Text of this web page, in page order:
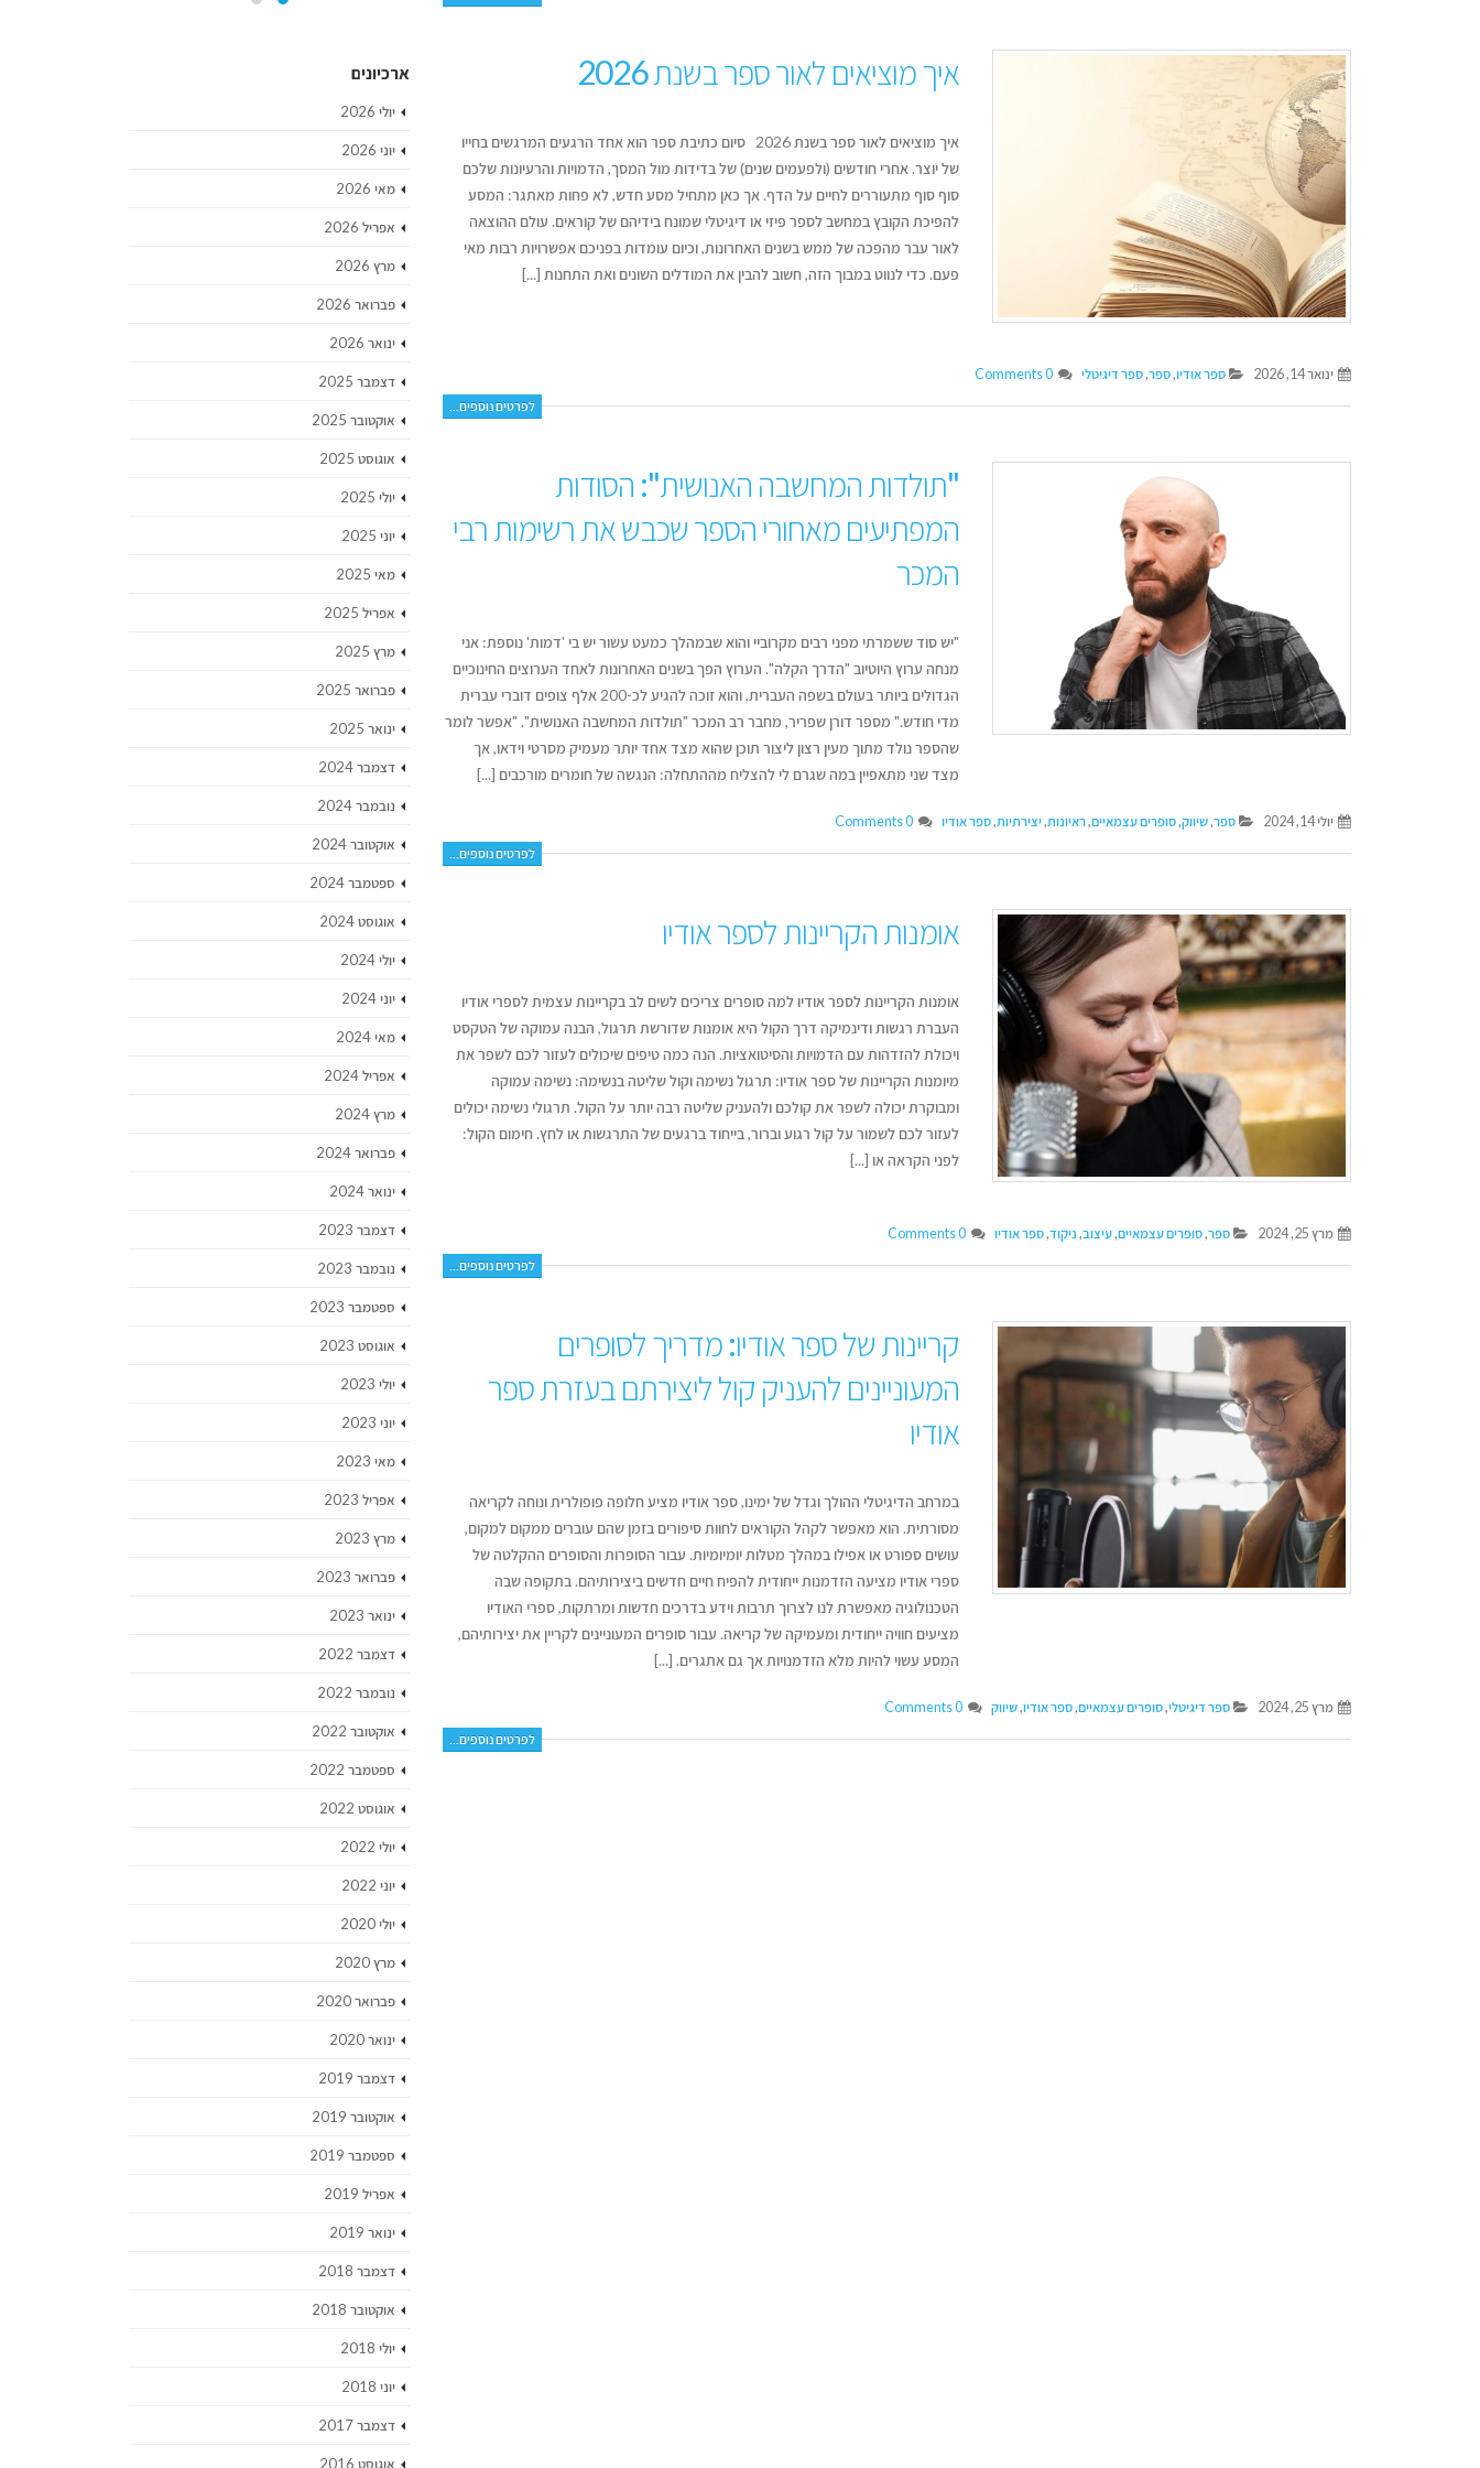
איך מוציאים לאור ספר בשנת 2026
איך מוציאים לאור ספר בשנת 2026 סיום כתיבת ספר הוא אחד הרגעים המרגשים בחייו
של יוצר. אחרי חודשים (ולפעמים שנים) של בדידות מול המסך, הדמויות והרעיונות שלכם
סוף סוף מתעוררים לחיים על הדף. אך כאן מתחיל מסע חדש, לא פחות מאתגר: המסע
להפיכת הקובץ במחשב לספר פיזי או דיגיטלי שמונח בידיהם של קוראים. עולם ההוצאה
לאור עבר מהפכה של ממש בשנים האחרונות, וכיום עומדות בפניכם אפשרויות רבות מאי
פעם. כדי לנווט במבוך הזה, חשוב להבין את המודלים השונים ואת התחנות [...]
ינואר 14, 2026 ספר אודיו,ספר,ספר דיגיטלי
0 Comments
לפרטים נוספים...
"תולדות המחשבה האנושית": הסודות
המפתיעים מאחורי הספר שכבש את רשימות רבי
המכר
"יש סוד ששמרתי מפני רבים מקרוביי והוא שבמהלך כמעט עשור יש בי 'דמות' נוספת: אני
מנחה ערוץ היוטיוב "הדרך הקלה". הערוץ הפך בשנים האחרונות לאחד הערוצים החינוכיים
הגדולים ביותר בעולם בשפה העברית, והוא זוכה להגיע לכ-200 אלף צופים דוברי עברית
מדי חודש." מספר דורן שפריר, מחבר רב המכר "תולדות המחשבה האנושית". "אפשר לומר
שהספר נולד מתוך מעין רצון ליצור תוכן שהוא מצד אחד יותר מעמיק מסרטי וידאו, אך
מצד שני מתאפיין במה שגרם לי להצליח מההתחלה: הנגשה של חומרים מורכבים [...]
יולי 14, 2024 ספר,שיווק,סופרים עצמאיים,ראיונות,יצירתיות,ספר אודיו
0 Comments
לפרטים נוספים...
אומנות הקריינות לספר אודיו
אומנות הקריינות לספר אודיו למה סופרים צריכים לשים לב בקריינות עצמית לספרי אודיו
העברת רגשות ודינמיקה דרך הקול היא אומנות שדורשת תרגול, הבנה עמוקה של הטקסט
ויכולת להזדהות עם הדמויות והסיטואציות. הנה כמה טיפים שיכולים לעזור לכם לשפר את
מיומנות הקריינות של ספר אודיו: תרגול נשימה וקול שליטה בנשימה: נשימה עמוקה
ומבוקרת יכולה לשפר את קולכם ולהעניק שליטה רבה יותר על הקול. תרגולי נשימה יכולים
לעזור לכם לשמור על קול רגוע וברור, בייחוד ברגעים של התרגשות או לחץ. חימום הקול:
לפני הקראה או [...]
מרץ 25, 2024 ספר,סופרים עצמאיים,עיצוב, ניקוד,ספר אודיו
0 Comments
לפרטים נוספים...
קריינות של ספר אודיו: מדריך לסופרים
המעוניינים להעניק קול ליצירתם בעזרת ספר
אודיו
במרחב הדיגיטלי ההולך וגדל של ימינו, ספר אודיו מציע חלופה פופולרית ונוחה לקריאה
מסורתית. הוא מאפשר לקהל הקוראים לחוות סיפורים בזמן שהם עוברים ממקום למקום,
עושים ספורט או אפילו במהלך מטלות יומיומיות. עבור הסופרות והסופרים ההקלטה של
ספרי אודיו מציעה הזדמנות ייחודית להפיח חיים חדשים ביצירותיהם. בתקופה שבה
הטכנולוגיה מאפשרת לנו לצרוך תרבות וידע בדרכים חדשות ומרתקות, ספרי האודיו
מציעים חוויה ייחודית ומעמיקה של קריאה. עבור סופרים המעוניינים לקריין את יצירותיהם,
המסע עשוי להיות מלא הזדמנויות אך גם אתגרים. [...]
מרץ 25, 2024 ספר דיגיטלי,סופרים עצמאיים,ספר אודיו,שיווק
0 Comments
לפרטים נוספים...
ארכיונים
יולי 2026
יוני 2026
מאי 2026
אפריל 2026
מרץ 2026
פברואר 2026
ינואר 2026
דצמבר 2025
אוקטובר 2025
אוגוסט 2025
יולי 2025
יוני 2025
מאי 2025
אפריל 2025
מרץ 2025
פברואר 2025
ינואר 2025
דצמבר 2024
נובמבר 2024
אוקטובר 2024
ספטמבר 2024
אוגוסט 2024
יולי 2024
יוני 2024
מאי 2024
אפריל 2024
מרץ 2024
פברואר 2024
ינואר 2024
דצמבר 2023
נובמבר 2023
ספטמבר 2023
אוגוסט 2023
יולי 2023
יוני 2023
מאי 2023
אפריל 2023
מרץ 2023
פברואר 2023
ינואר 2023
דצמבר 2022
נובמבר 2022
אוקטובר 2022
ספטמבר 2022
אוגוסט 2022
יולי 2022
יוני 2022
יולי 2020
מרץ 2020
פברואר 2020
ינואר 2020
דצמבר 2019
אוקטובר 2019
ספטמבר 2019
אפריל 2019
ינואר 2019
דצמבר 2018
אוקטובר 2018
יולי 2018
יוני 2018
דצמבר 2017
אוגוסט 2016